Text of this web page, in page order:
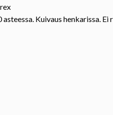
asteessa. Kuivaus henkarissa. Ei